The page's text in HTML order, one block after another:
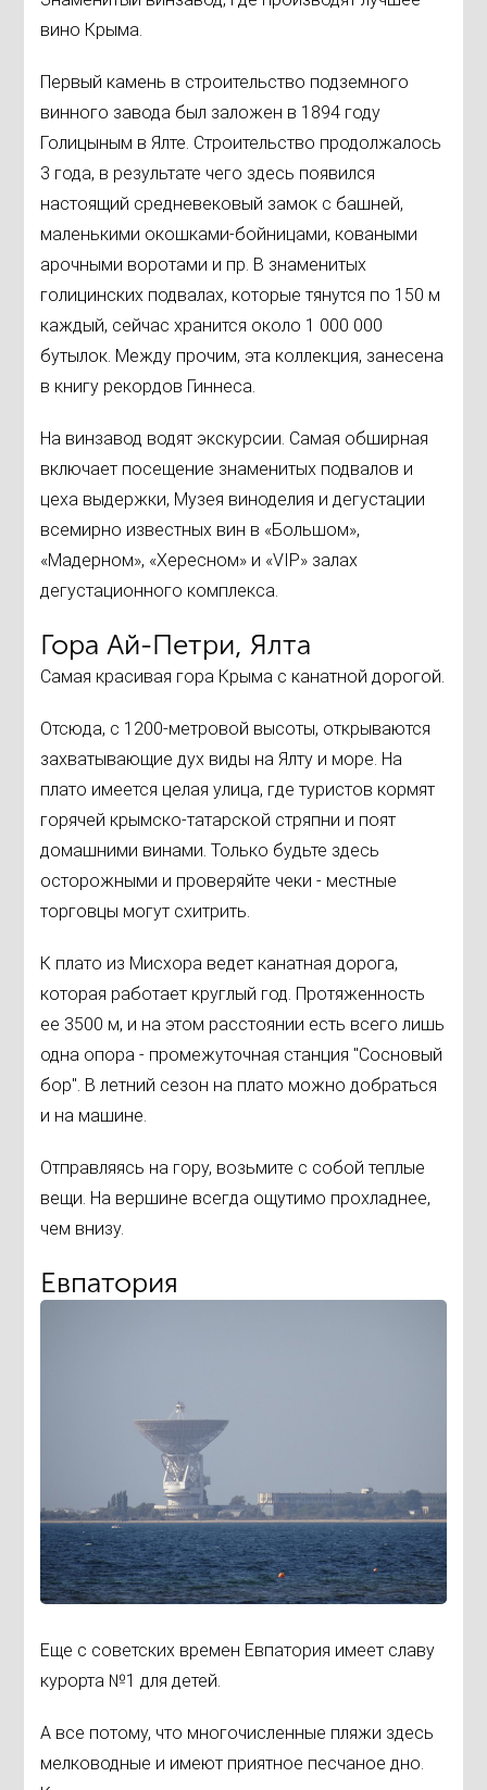
вино Крыма.
Первый камень в строительство подземного
винного завода был заложен в 1894 году
Голицыным в Ялте. Строительство продолжалось
3 года, в результате чего здесь появился
настоящий средневековый замок с башней,
маленькими окошками-бойницами, коваными
арочными воротами и пр. В знаменитых
голицинских подвалах, которые тянутся по 150 м
каждый, сейчас хранится около 1 000 000
бутылок. Между прочим, эта коллекция, занесена
в книгу рекордов Гиннеса.
На винзавод водят экскурсии. Самая обширная
включает посещение знаменитых подвалов и
цеха выдержки, Музея виноделия и дегустации
всемирно известных вин в «Большом»,
«Мадерном», «Хересном» и «VIР» залах
дегустационного комплекса.
Гора Ай-Петри, Ялта
Самая красивая гора Крыма с канатной дорогой.
Отсюда, с 1200-метровой высоты, открываются
захватывающие дух виды на Ялту и море. На
плато имеется целая улица, где туристов кормят
горячей крымско-татарской стряпни и поят
домашними винами. Только будьте здесь
осторожными и проверяйте чеки - местные
торговцы могут схитрить.
К плато из Мисхора ведет канатная дорога,
которая работает круглый год. Протяженность
ее 3500 м, и на этом расстоянии есть всего лишь
одна опора - промежуточная станция "Сосновый
бор". В летний сезон на плато можно добраться
и на машине.
Отправляясь на гору, возьмите с собой теплые
вещи. На вершине всегда ощутимо прохладнее,
чем внизу.
Евпатория
Еще с советских времен Евпатория имеет славу
курорта №1 для детей.
А все потому, что многочисленные пляжи здесь
мелководные и имеют приятное песчаное дно.